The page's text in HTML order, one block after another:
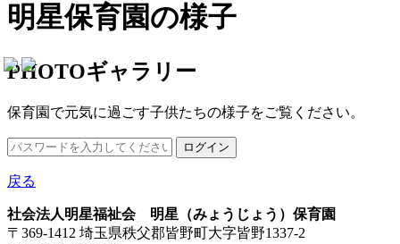
明星保育園の様子
PHOTOギャラリー
保育園で元気に過ごす子供たちの様子をご覧ください。
戻る
社会法人明星福祉会 明星（みょうじょう）保育園
〒369-1412 埼玉県秩父郡皆野町大字皆野1337-2